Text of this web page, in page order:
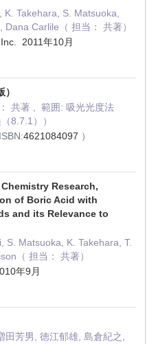
Takehara, S. Matsuoka,
Carlile（ 担当： 共著）
2011年10月
共著 , 範囲: 吸光光度法
8.7.1））
ISBN:4621084097 ）
Research,
of Boric Acid with
and its Relevance to
S. Matsuoka, K. Takehara, T.
（ 担当： 共著）
年9月
芳男, 徳江郁雄, 島倉紀之,